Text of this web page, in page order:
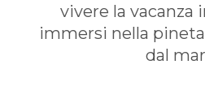
vivere la vacanza
immersi nella
dal